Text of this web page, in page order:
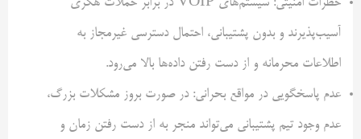
آسیب‌پذیرند و بدون پشتیبانی، احتمال دسترسی غیرمجاز به
اطلاعات محرمانه و از دست رفتن داده‌ها بالا می‌رود.
عدم پاسخگویی در مواقع بحرانی: در صورت بروز مشکلات بزرگ،
عدم وجود تیم پشتیبانی می‌تواند منجر به از دست رفتن زمان و